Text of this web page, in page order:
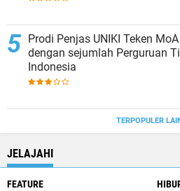
Prodi Penjas UNIKI Teken
dengan sejumlah Perguruan
Indonesia
TERPOPULER
JELAJAHI
FEATURE